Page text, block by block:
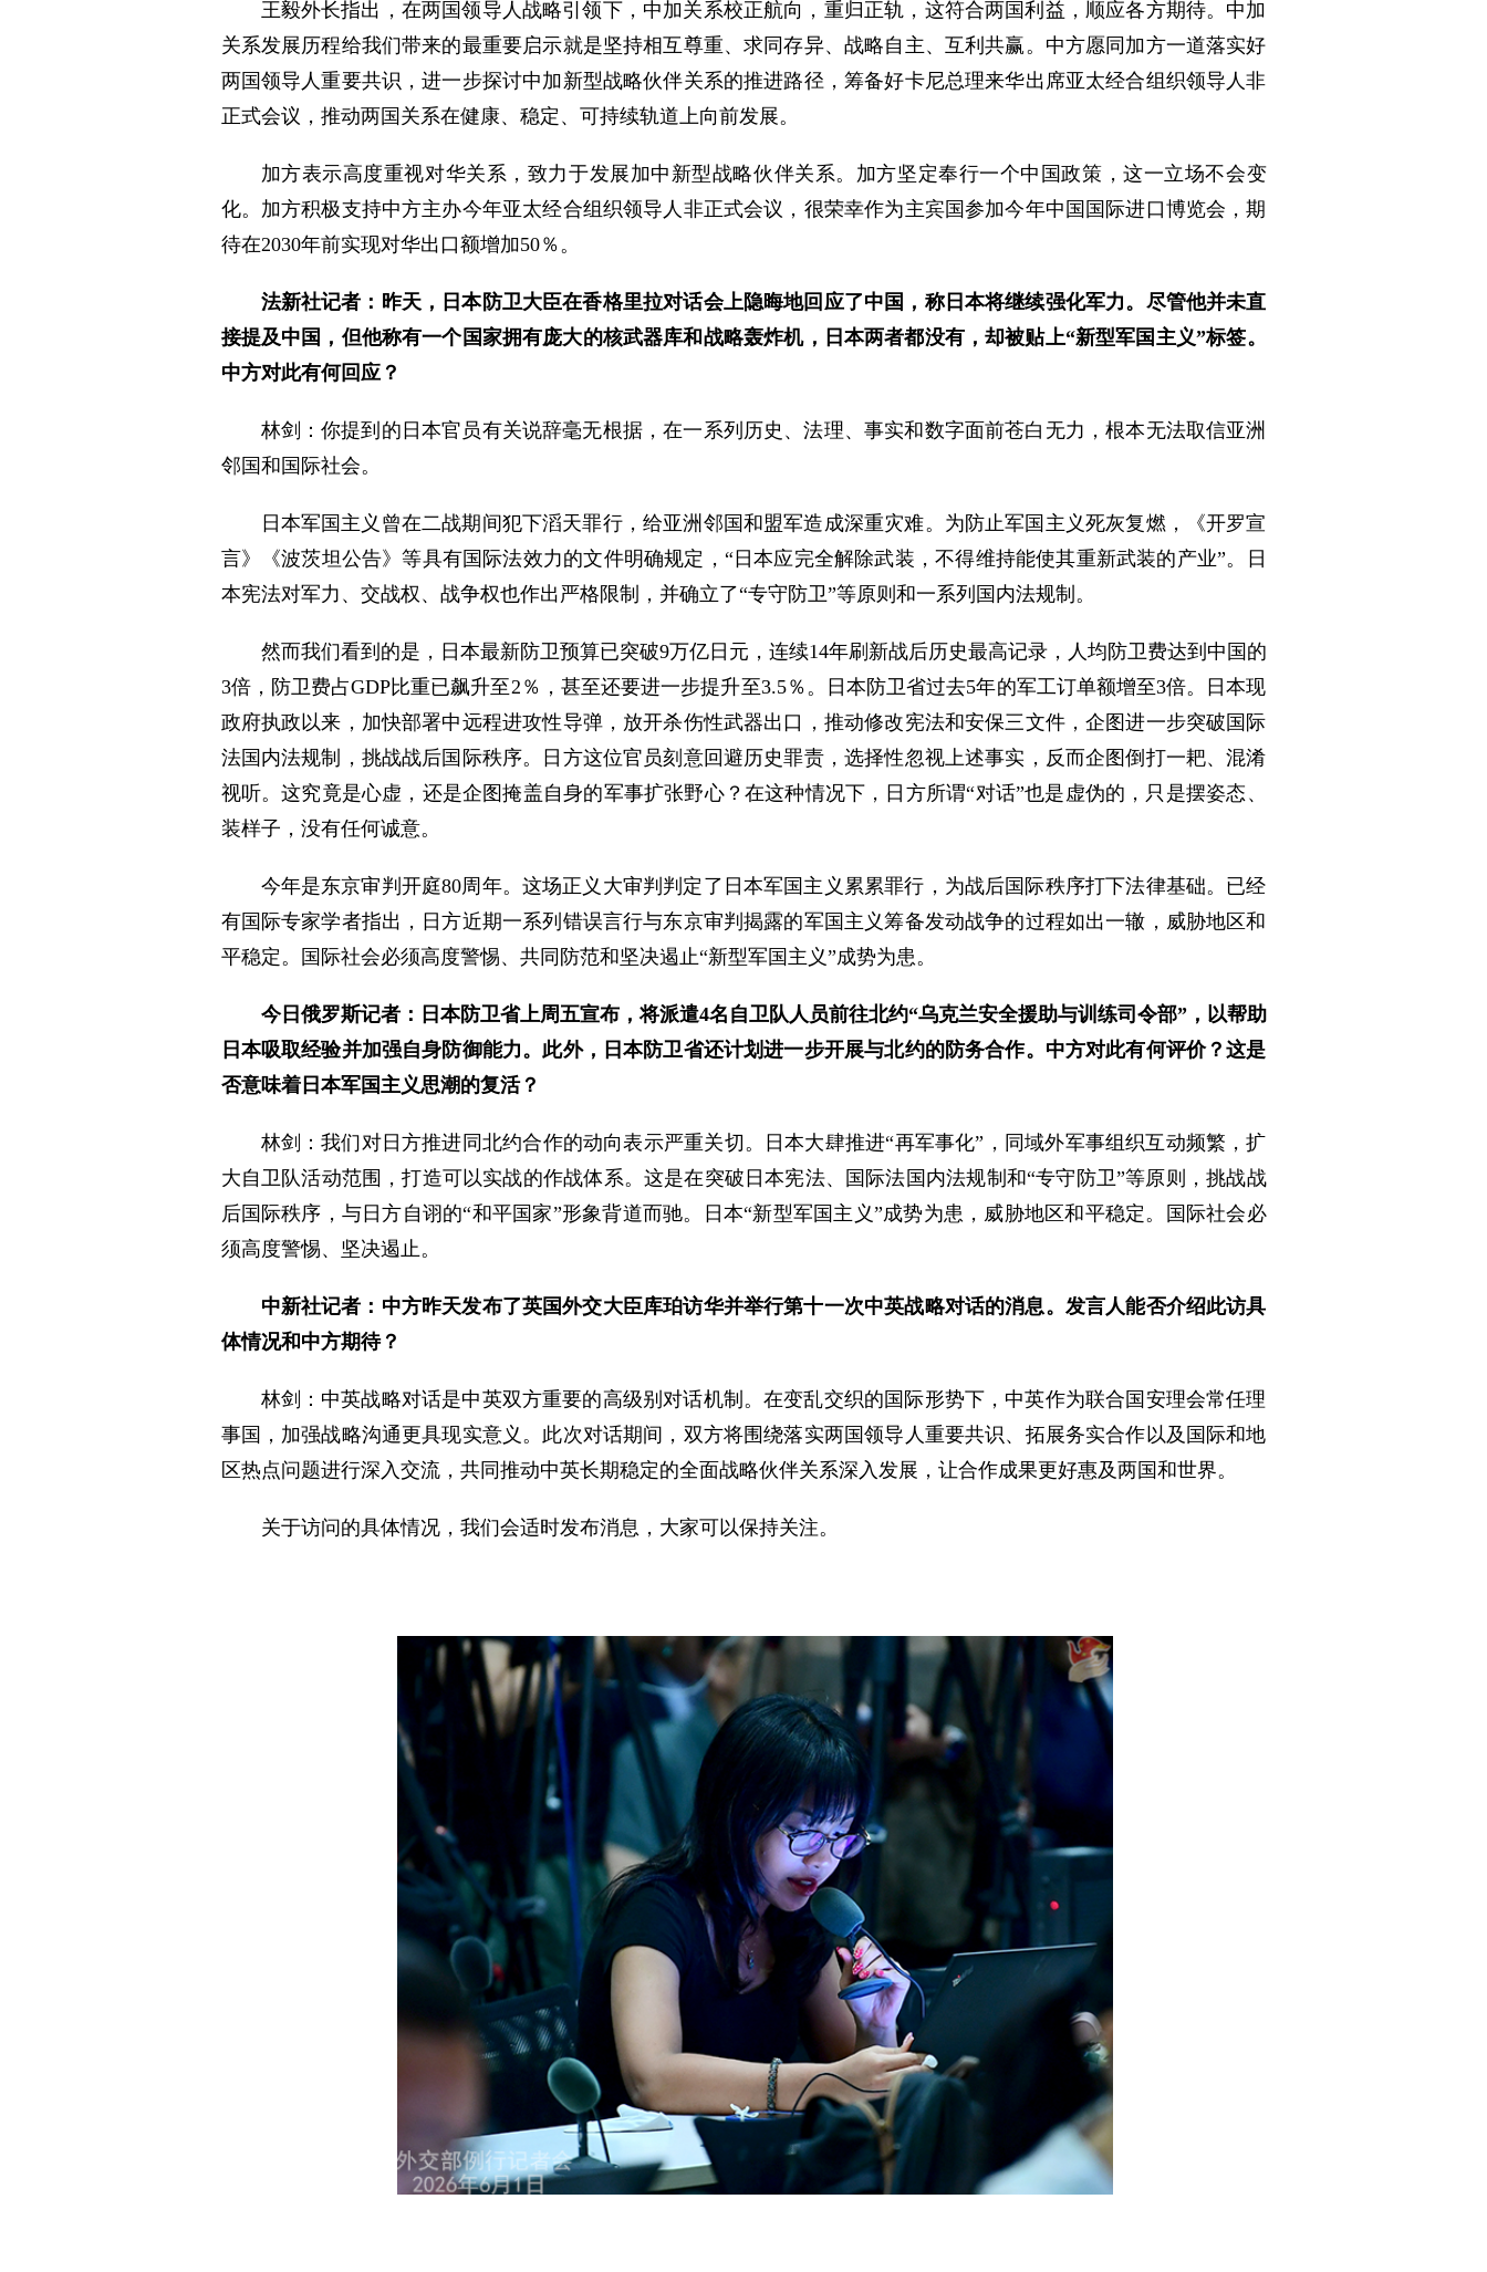
王毅外长指出，在两国领导人战略引领下，中加关系校正航向，重归正轨，这符合两国利益，顺应各方期待。中加
关系发展历程给我们带来的最重要启示就是坚持相互尊重、求同存异、战略自主、互利共赢。中方愿同加方一道落实好
两国领导人重要共识，进一步探讨中加新型战略伙伴关系的推进路径，筹备好卡尼总理来华出席亚太经合组织领导人非
正式会议，推动两国关系在健康、稳定、可持续轨道上向前发展。
加方表示高度重视对华关系，致力于发展加中新型战略伙伴关系。加方坚定奉行一个中国政策，这一立场不会变
化。加方积极支持中方主办今年亚太经合组织领导人非正式会议，很荣幸作为主宾国参加今年中国国际进口博览会，期
待在2030年前实现对华出口额增加50％。
法新社记者：昨天，日本防卫大臣在香格里拉对话会上隐晦地回应了中国，称日本将继续强化军力。尽管他并未直
接提及中国，但他称有一个国家拥有庞大的核武器库和战略轰炸机，日本两者都没有，却被贴上“新型军国主义”标签。
中方对此有何回应？
林剑：你提到的日本官员有关说辞毫无根据，在一系列历史、法理、事实和数字面前苍白无力，根本无法取信亚洲
邻国和国际社会。
日本军国主义曾在二战期间犯下滔天罪行，给亚洲邻国和盟军造成深重灾难。为防止军国主义死灰复燃，《开罗宣
言》《波茨坦公告》等具有国际法效力的文件明确规定，“日本应完全解除武装，不得维持能使其重新武装的产业”。日
本宪法对军力、交战权、战争权也作出严格限制，并确立了“专守防卫”等原则和一系列国内法规制。
然而我们看到的是，日本最新防卫预算已突破9万亿日元，连续14年刷新战后历史最高记录，人均防卫费达到中国的
3倍，防卫费占GDP比重已飙升至2％，甚至还要进一步提升至3.5％。日本防卫省过去5年的军工订单额增至3倍。日本现
政府执政以来，加快部署中远程进攻性导弹，放开杀伤性武器出口，推动修改宪法和安保三文件，企图进一步突破国际
法国内法规制，挑战战后国际秩序。日方这位官员刻意回避历史罪责，选择性忽视上述事实，反而企图倒打一耙、混淆
视听。这究竟是心虚，还是企图掩盖自身的军事扩张野心？在这种情况下，日方所谓“对话”也是虚伪的，只是摆姿态、
装样子，没有任何诚意。
今年是东京审判开庭80周年。这场正义大审判判定了日本军国主义累累罪行，为战后国际秩序打下法律基础。已经
有国际专家学者指出，日方近期一系列错误言行与东京审判揭露的军国主义筹备发动战争的过程如出一辙，威胁地区和
平稳定。国际社会必须高度警惕、共同防范和坚决遏止“新型军国主义”成势为患。
今日俄罗斯记者：日本防卫省上周五宣布，将派遣4名自卫队人员前往北约“乌克兰安全援助与训练司令部”，以帮助
日本吸取经验并加强自身防御能力。此外，日本防卫省还计划进一步开展与北约的防务合作。中方对此有何评价？这是
否意味着日本军国主义思潮的复活？
林剑：我们对日方推进同北约合作的动向表示严重关切。日本大肆推进“再军事化”，同域外军事组织互动频繁，扩
大自卫队活动范围，打造可以实战的作战体系。这是在突破日本宪法、国际法国内法规制和“专守防卫”等原则，挑战战
后国际秩序，与日方自诩的“和平国家”形象背道而驰。日本“新型军国主义”成势为患，威胁地区和平稳定。国际社会必
须高度警惕、坚决遏止。
中新社记者：中方昨天发布了英国外交大臣库珀访华并举行第十一次中英战略对话的消息。发言人能否介绍此访具
体情况和中方期待？
林剑：中英战略对话是中英双方重要的高级别对话机制。在变乱交织的国际形势下，中英作为联合国安理会常任理
事国，加强战略沟通更具现实意义。此次对话期间，双方将围绕落实两国领导人重要共识、拓展务实合作以及国际和地
区热点问题进行深入交流，共同推动中英长期稳定的全面战略伙伴关系深入发展，让合作成果更好惠及两国和世界。
关于访问的具体情况，我们会适时发布消息，大家可以保持关注。